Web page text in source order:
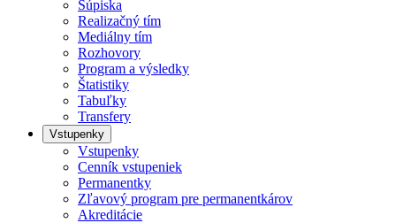
Súpiska
Realizačný tím
Mediálny tím
Rozhovory
Program a výsledky
Štatistiky
Tabuľky
Transfery
Vstupenky
Vstupenky
Cenník vstupeniek
Permanentky
Zľavový program pre permanentkárov
Akreditácie